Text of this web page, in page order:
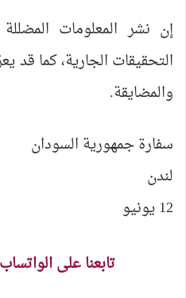
إن نشر المعلومات
التحقيقات الجارية، كما قد
والمضايقة.
سفارة جمهورية السودان
لندن
12 يونيو
تابعنا على